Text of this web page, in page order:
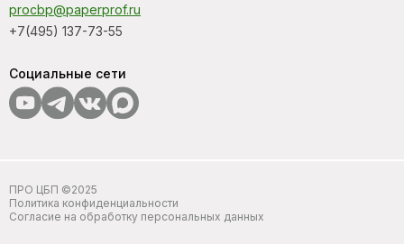
procbp@paperprof.ru
+7(495) 137-73-55
Социальные сети
ПРО ЦБП ©2025
Политика конфиденциальности
Согласие на обработку персональных данных